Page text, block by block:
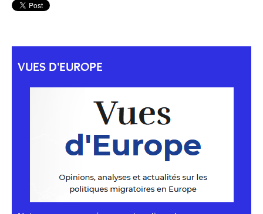
VUES D'EUROPE